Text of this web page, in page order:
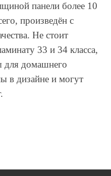
панели более 10
произведён с
Не стоит
33 и 34 класса,
для домашнего
в дизайне и могут